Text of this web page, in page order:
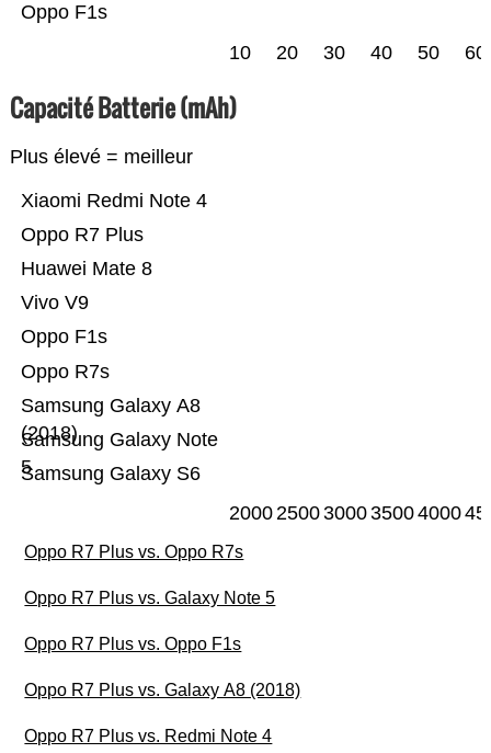
Oppo F1s
10 20 30 40 50 60
Capacité Batterie (mAh)
Plus élevé = meilleur
Samsung Galaxy S6
Samsung Galaxy Note
5
Samsung Galaxy A8
(2018)
Oppo R7s
Oppo F1s
Vivo V9
Huawei Mate 8
Oppo R7 Plus
Xiaomi Redmi Note 4
20002500300035004000
Oppo R7 Plus vs. Oppo R7s
Oppo R7 Plus vs. Galaxy Note 5
Oppo R7 Plus vs. Oppo F1s
Oppo R7 Plus vs. Galaxy A8 (2018)
Oppo R7 Plus vs. Redmi Note 4